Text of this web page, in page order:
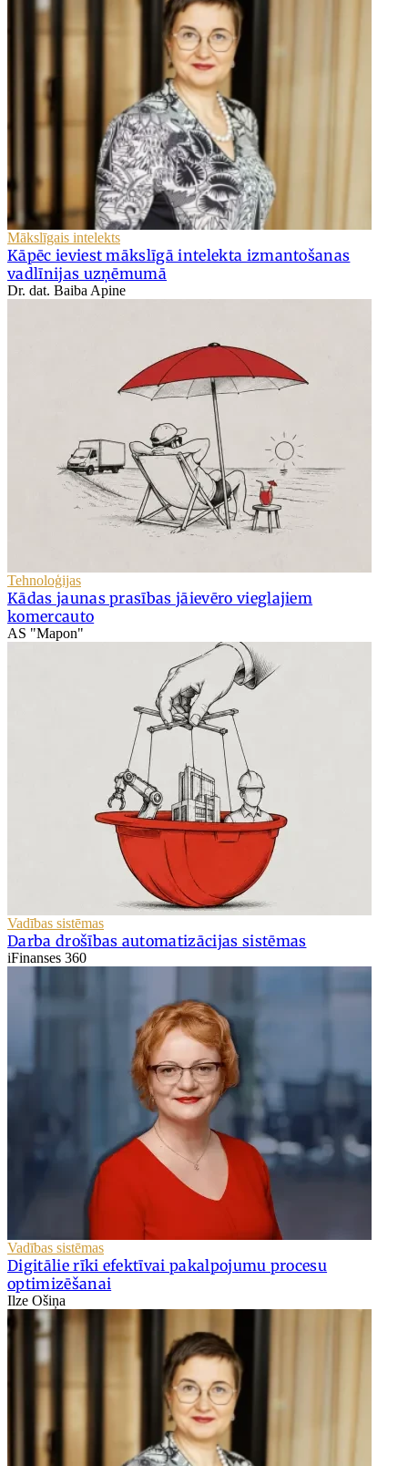
Mākslīgais intelekts
Kāpēc ieviest mākslīgā intelekta izmantošanas
vadlīnijas uzņēmumā
Dr. dat. Baiba Apine
Tehnoloģijas
Kādas jaunas prasības jāievēro vieglajiem
komercauto
AS "Mapon"
Vadības sistēmas
Darba drošības automatizācijas sistēmas
iFinanses 360
Vadības sistēmas
Digitālie rīki efektīvai pakalpojumu procesu
optimizēšanai
Ilze Ošiņa